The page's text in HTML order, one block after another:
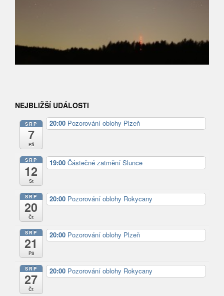
NEJBLIŽŠÍ UDÁLOSTI
SRP
7
Pá
20:00 Pozorování oblohy Plzeň
SRP
12
St
19:00 Částečné zatmění Slunce
SRP
20
Čt
20:00 Pozorování oblohy Rokycany
SRP
21
Pá
20:00 Pozorování oblohy Plzeň
SRP
27
Čt
20:00 Pozorování oblohy Rokycany